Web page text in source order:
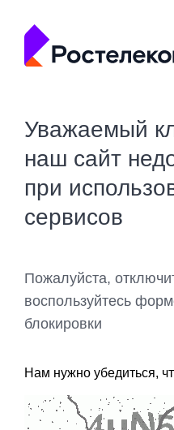
Уважаемый
наш сайт
при
сервисов
Пожалуйста,
воспользуйтесь
блокировки
Нам нужно убедиться,